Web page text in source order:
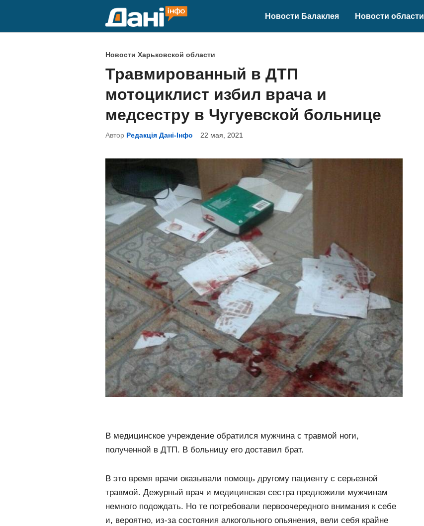
Новости Балаклея Новости области
О
п
у
б
л
и
к
а
н
о
в
Новости Харьковской области
Травмированный в ДТП
мотоциклист избил врача и
медсестру в Чугуевской больнице
Автор Редакція Дані-Інфо 22 мая, 2021
В медицинское учреждение обратился мужчина с травмой ноги,
полученной в ДТП. В больницу его доставил брат.
В это время врачи оказывали помощь другому пациенту с серьезной
травмой. Дежурный врач и медицинская сестра предложили мужчинам
немного подождать. Но те потребовали первоочередного внимания к себе
и, вероятно, из-за состояния алкогольного опьянения, вели себя крайне